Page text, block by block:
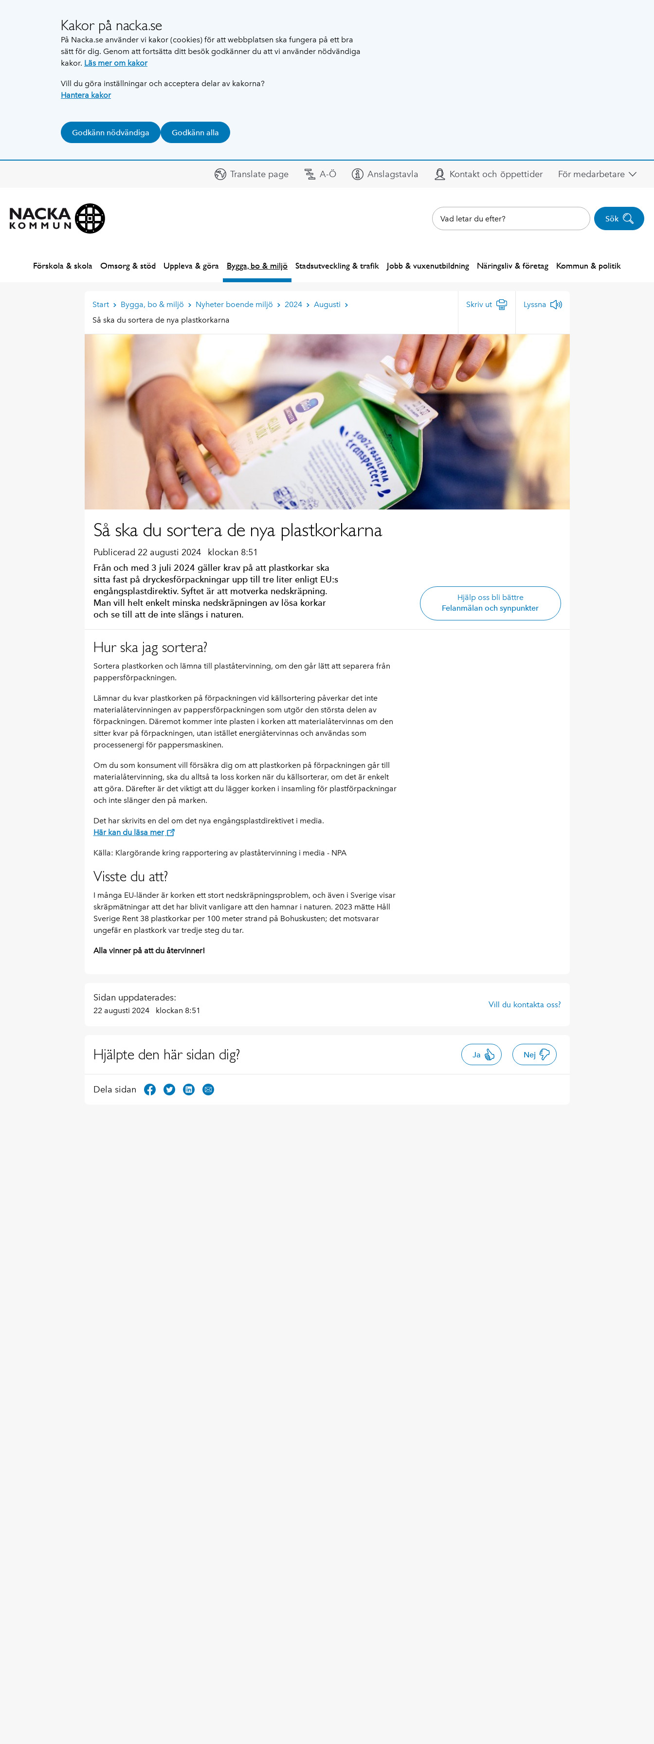
Kakor på nacka.se
På Nacka.se använder vi kakor (cookies) för att webbplatsen ska fungera på ett bra
sätt för dig. Genom att fortsätta ditt besök godkänner du att vi använder nödvändiga
kakor. Läs mer om kakor
Vill du göra inställningar och acceptera delar av kakorna?
Hantera kakor
Godkänn nödvändiga Godkänn alla
Translate page A-Ö Anslagstavla Kontakt och öppettider För medarbetare
Sök
Förskola & skola Omsorg & stöd Uppleva & göra Bygga, bo & miljö Stadsutveckling & trafik Jobb & vuxenutbildning Näringsliv & företag Kommun & politik
Start Bygga, bo & miljö Nyheter boende miljö 2024
Augusti
Så ska du sortera de nya plastkorkarna
Skriv ut Lyssna
Så ska du sortera de nya plastkorkarna
Publicerad 22 augusti 2024 klockan 8:51
Från och med 3 juli 2024 gäller krav på att plastkorkar ska
sitta fast på dryckesförpackningar upp till tre liter enligt EU:s
engångsplastdirektiv. Syftet är att motverka nedskräpning.
Man vill helt enkelt minska nedskräpningen av lösa korkar
och se till att de inte slängs i naturen.
Hjälp oss bli bättre
Felanmälan och synpunkter
Hur ska jag sortera?
Sortera plastkorken och lämna till plaståtervinning, om den går lätt att separera från
pappersförpackningen.
Lämnar du kvar plastkorken på förpackningen vid källsortering påverkar det inte
materialåtervinningen av pappersförpackningen som utgör den största delen av
förpackningen. Däremot kommer inte plasten i korken att materialåtervinnas om den
sitter kvar på förpackningen, utan istället energiåtervinnas och användas som
processenergi för pappersmaskinen.
Om du som konsument vill försäkra dig om att plastkorken på förpackningen går till
materialåtervinning, ska du alltså ta loss korken när du källsorterar, om det är enkelt
att göra. Därefter är det viktigt att du lägger korken i insamling för plastförpackningar
och inte slänger den på marken.
Det har skrivits en del om det nya engångsplastdirektivet i media.
Här kan du läsa mer
Källa: Klargörande kring rapportering av plaståtervinning i media - NPA
Visste du att?
I många EU-länder är korken ett stort nedskräpningsproblem, och även i Sverige visar
skräpmätningar att det har blivit vanligare att den hamnar i naturen. 2023 mätte Håll
Sverige Rent 38 plastkorkar per 100 meter strand på Bohuskusten; det motsvarar
ungefär en plastkork var tredje steg du tar.
Alla vinner på att du återvinner!
Sidan uppdaterades:
22 augusti 2024 klockan 8:51
Vill du kontakta oss?
Hjälpte den här sidan dig? Ja Nej
Dela sidan